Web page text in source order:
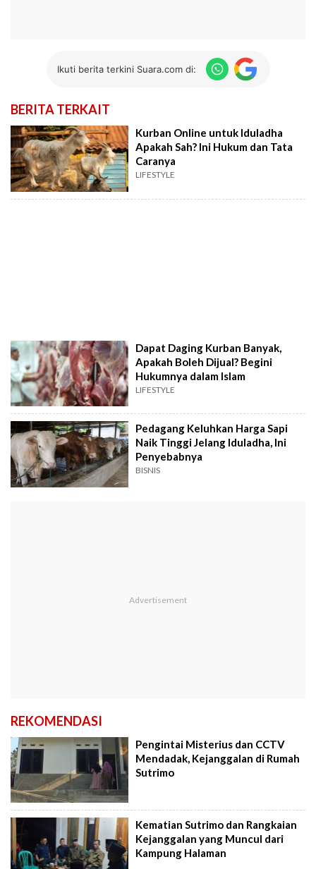
Ikuti berita terkini Suara.com di:
BERITA TERKAIT
Kurban Online untuk Iduladha
Apakah Sah? Ini Hukum dan Tata
Caranya
LIFESTYLE
Dapat Daging Kurban Banyak,
Apakah Boleh Dijual? Begini
Hukumnya dalam Islam
LIFESTYLE
Pedagang Keluhkan Harga Sapi
Naik Tinggi Jelang Iduladha, Ini
Penyebabnya
BISNIS
REKOMENDASI
Pengintai Misterius dan CCTV
Mendadak, Kejanggalan di Rumah
Sutrimo
Kematian Sutrimo dan Rangkaian
Kejanggalan yang Muncul dari
Kampung Halaman